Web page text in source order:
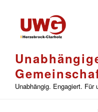
springen
Unabhängig. Engagiert. Für